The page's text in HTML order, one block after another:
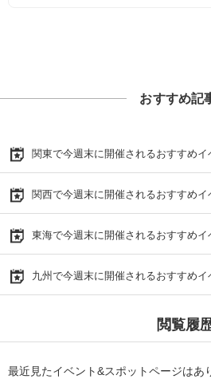
おすすめ記
関東で今週末に開催されるおすすめイ
関西で今週末に開催されるおすすめイ
東海で今週末に開催されるおすすめイ
九州で今週末に開催されるおすすめイ
閲覧履
最近見たイベント&スポットページはあ